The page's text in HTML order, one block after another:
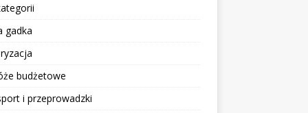
gadka
budżetowe
i przeprowadzki